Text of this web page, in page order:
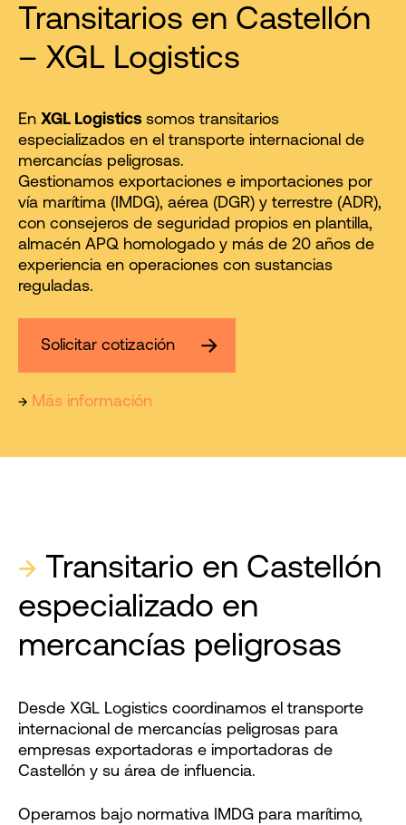
Transitarios en Castellón
– XGL Logistics
En XGL Logistics somos transitarios
especializados en el transporte internacional de
mercancías peligrosas.
Gestionamos exportaciones e importaciones por
vía marítima (IMDG), aérea (DGR) y terrestre (ADR),
con consejeros de seguridad propios en plantilla,
almacén APQ homologado y más de 20 años de
experiencia en operaciones con sustancias
reguladas.
Solicitar cotización
→ Más información
→ Transitario en Castellón
especializado en
mercancías peligrosas
Desde XGL Logistics coordinamos el transporte
internacional de mercancías peligrosas para
empresas exportadoras e importadoras de
Castellón y su área de influencia.
Operamos bajo normativa IMDG para marítimo,